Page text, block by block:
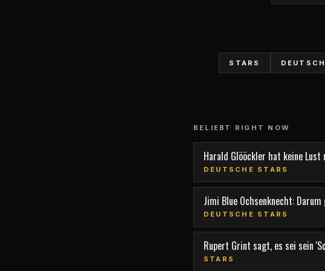
STARS
BELIEBT RIGHT NOW
Harald Glööckler hat keine
DEUTSCHE STARS
Jimi Blue Ochsenknecht:
DEUTSCHE STARS
Rupert Grint sagt, es sei sein
STARS